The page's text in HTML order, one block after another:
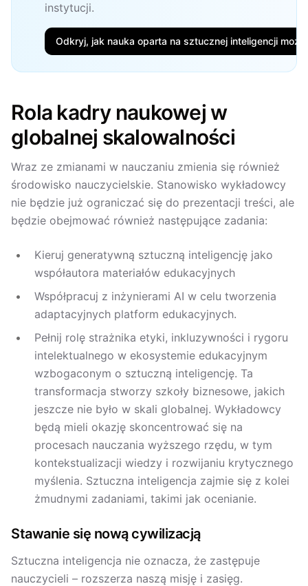
instytucji.
Odkryj, jak nauka oparta na sztucznej inteligencji
Rola kadry naukowej w
globalnej skalowalności
Wraz ze zmianami w nauczaniu zmienia się również
środowisko nauczycielskie. Stanowisko wykładowcy
nie będzie już ograniczać się do prezentacji treści, ale
będzie obejmować również następujące zadania:
Kieruj generatywną sztuczną inteligencję jako
współautora materiałów edukacyjnych
Współpracuj z inżynierami AI w celu tworzenia
adaptacyjnych platform edukacyjnych.
Pełnij rolę strażnika etyki, inkluzywności i rygoru
intelektualnego w ekosystemie edukacyjnym
wzbogaconym o sztuczną inteligencję. Ta
transformacja stworzy szkoły biznesowe, jakich
jeszcze nie było w skali globalnej. Wykładowcy
będą mieli okazję skoncentrować się na
procesach nauczania wyższego rzędu, w tym
kontekstualizacji wiedzy i rozwijaniu krytycznego
myślenia. Sztuczna inteligencja zajmie się z kolei
żmudnymi zadaniami, takimi jak ocenianie.
Stawanie się nową cywilizacją
Sztuczna inteligencja nie oznacza, że zastępuje
nauczycieli – rozszerza naszą misję i zasięg.